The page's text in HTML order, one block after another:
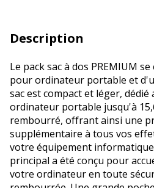
Description
Le pack sac à dos PREMIUM
pour ordinateur portable et
sac est compact et léger,
ordinateur portable jusqu'à
rembourré, offrant ainsi une
supplémentaire à tous vos
votre équipement
principal a été conçu pour
votre ordinateur en toute